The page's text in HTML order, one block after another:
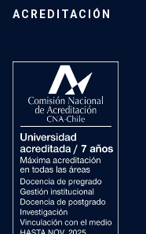
ACREDITACIÓN